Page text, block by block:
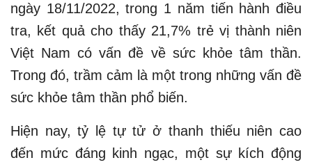
ngày 18/11/2022, trong 1 năm tiến hành điều
tra, kết quả cho thấy 21,7% trẻ vị thành niên
Việt Nam có vấn đề về sức khỏe tâm thần.
Trong đó, trầm cảm là một trong những vấn đề
sức khỏe tâm thần phổ biến.
Hiện nay, tỷ lệ tự tử ở thanh thiếu niên cao
đến mức đáng kinh ngạc, một sự kích động